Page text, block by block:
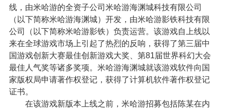
线，由米哈游的全资子公司米哈游海渊城科技有限公司
（以下简称米哈游海渊城）开发，由米哈游影铁科技有限
公司（以下简称米哈游影铁）负责运营。该游戏自上线以
来在全球游戏市场上引起了热烈的反响，获得了第三届中
国游戏创新大赛最佳创新游戏大奖、第81届世界科幻大会
最佳人气奖等诸多奖项。米哈游海渊城就该游戏软件向国
家版权局申请著作权登记，获得了计算机软件著作权登记
证书。
在该游戏新版本上线之前，米哈游招募包括陈某在内